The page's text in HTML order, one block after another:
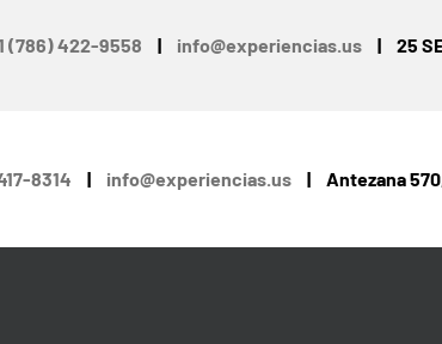
(786) 422-9558 | info@experiencias.us | 25
8314 | info@experiencias.us | Antezana